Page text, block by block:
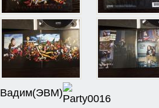
Вадим(ЭВМ)